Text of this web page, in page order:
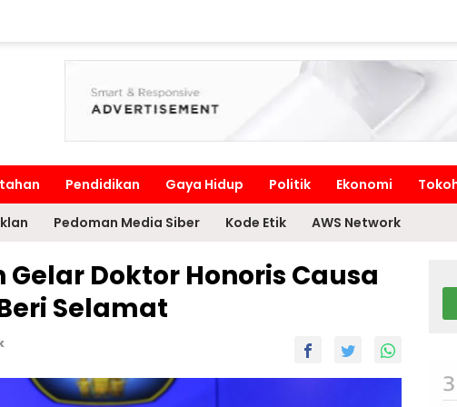
Pendidikan Gaya Hidup Politik Ekonomi
Pedoman Media Siber Kode Etik AWS Network
Gelar Doktor Honoris Causa
Selamat